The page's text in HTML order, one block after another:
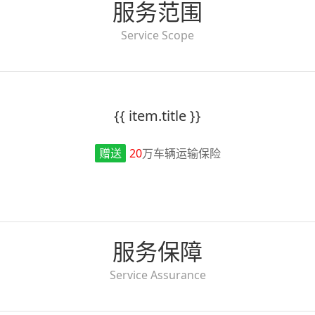
服务范围
Service Scope
{{ item.title }}
赠送 20万车辆运输保险
服务保障
Service Assurance